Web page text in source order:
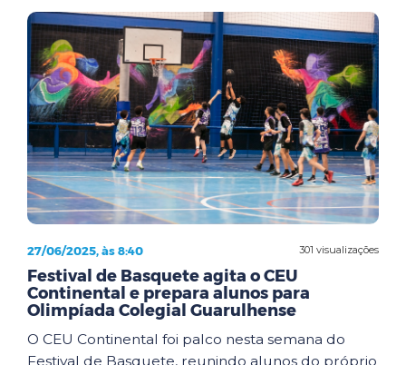
301 visualizações
27/06/2025, às 8:40
Festival de Basquete agita o CEU
Continental e prepara alunos para
Olimpíada Colegial Guarulhense
O CEU Continental foi palco nesta semana do
Festival de Basquete, reunindo alunos do próprio